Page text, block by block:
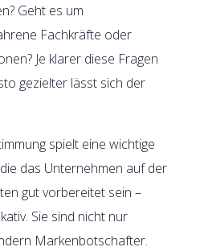
Geht es um
Fachkräfte oder
Je klarer diese Fragen
gezielter lässt sich der
spielt eine wichtige
das Unternehmen auf der
gut vorbereitet sein –
Sie sind nicht nur
Markenbotschafter.